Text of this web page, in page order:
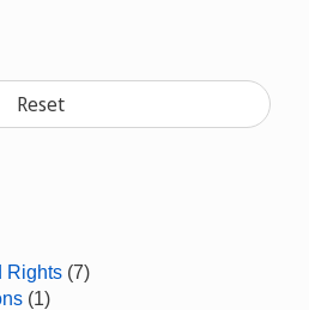
Reset
Rights (7)
(1)